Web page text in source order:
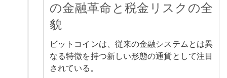
の金融革命と税金リスクの全
貌
ビットコインは、従来の金融システムとは異
なる特徴を持つ新しい形態の通貨として注目
されている。